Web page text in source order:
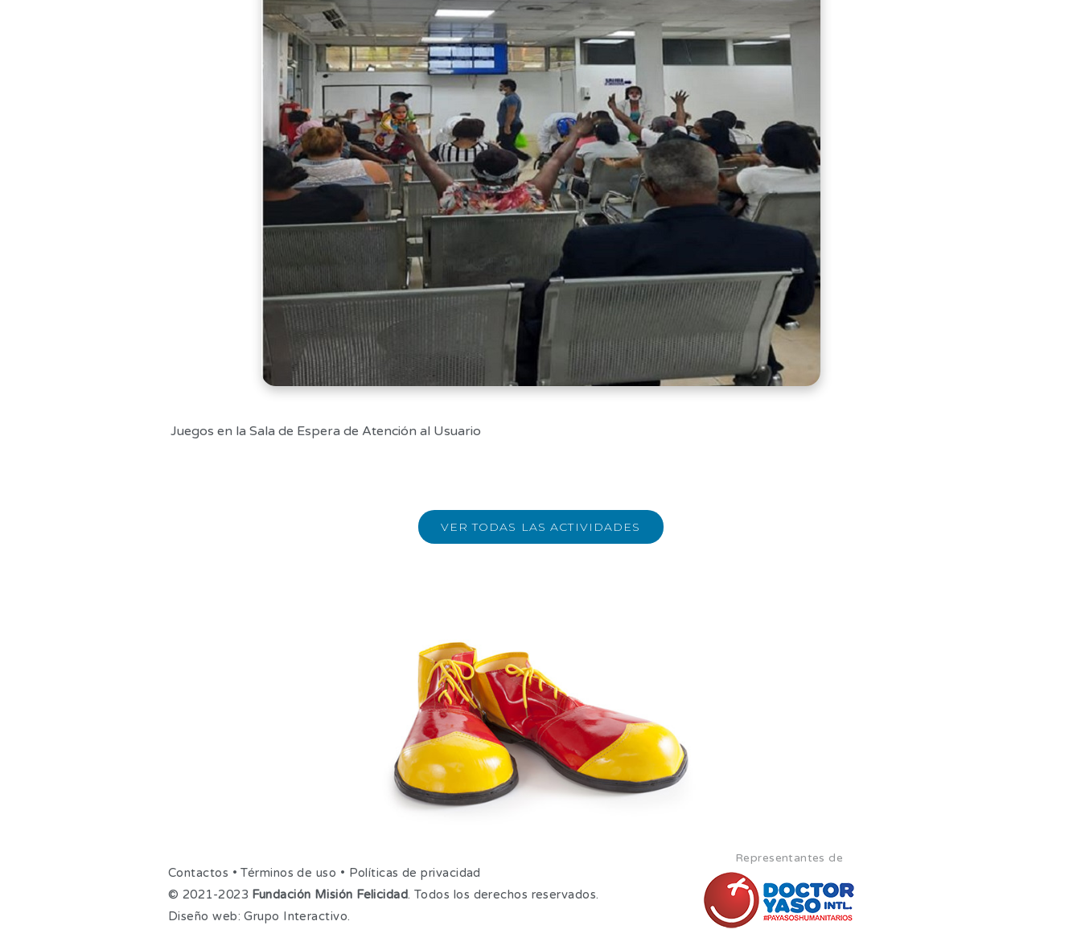
Juegos en la Sala de Espera de Atención al Usuario
VER TODAS LAS ACTIVIDADES
Contactos •Términos de uso • Políticas de privacidad
© 2021-2023 Fundación Misión Felicidad. Todos los derechos reservados.
Diseño web:Grupo Interactivo.
Representantes de